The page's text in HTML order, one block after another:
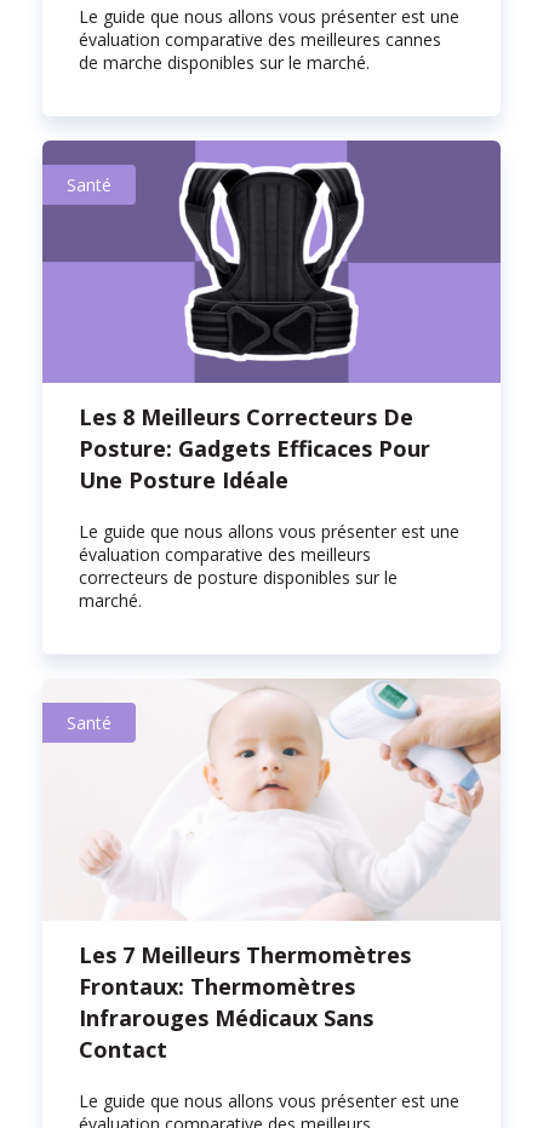
Le guide que nous allons vous présenter est une
évaluation comparative des meilleures cannes
de marche disponibles sur le marché.
Santé
Les 8 Meilleurs Correcteurs De
Posture: Gadgets Efficaces Pour
Une Posture Idéale
Le guide que nous allons vous présenter est une
évaluation comparative des meilleurs
correcteurs de posture disponibles sur le
marché.
Santé
Les 7 Meilleurs Thermomètres
Frontaux: Thermomètres
Infrarouges Médicaux Sans
Contact
Le guide que nous allons vous présenter est une
évaluation comparative des meilleurs